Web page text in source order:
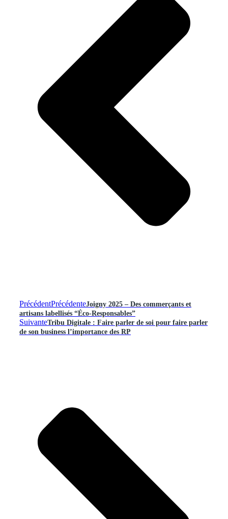
PrécédentPrécédenteJoigny 2025 – Des commerçants et
artisans labellisés “Éco-Responsables”
SuivanteTribu Digitale : Faire parler de soi pour faire parler
de son business l’importance des RP